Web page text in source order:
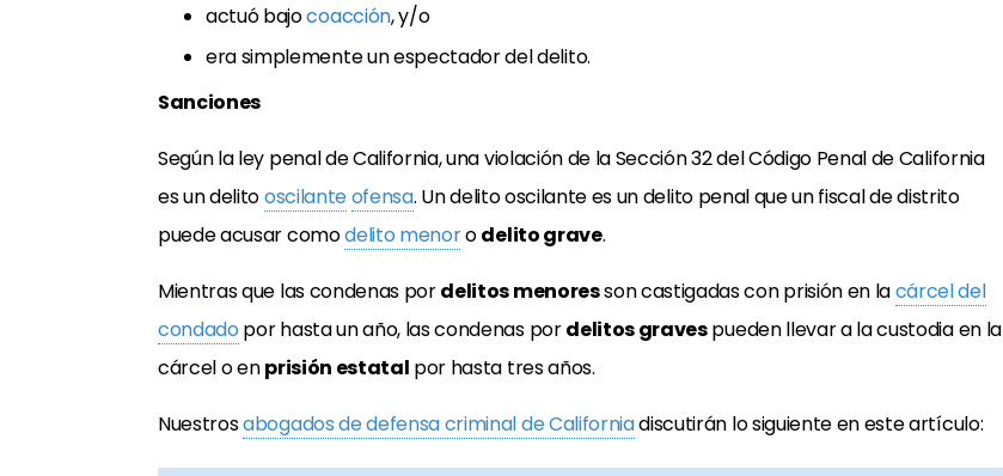
actuó bajocoacción, y/o
era simplemente un espectador del delito.
Sanciones
Según la ley penal de California, una violación de la Sección 32 del Código Penal de California
es un delitooscilanteofensa. Un delito oscilante es un delito penal que un fiscal de distrito
puede acusar comodelito menorodelito grave.
Mientras que las condenas pordelitos menoresson castigadas con prisión en lacárcel del
condado por hasta un año, las condenas pordelitos gravespueden llevar a la custodia en la
cárcel o enprisión estatal por hasta tres años.
Nuestrosabogados de defensa criminal de Californiadiscutirán lo siguiente en este artículo: